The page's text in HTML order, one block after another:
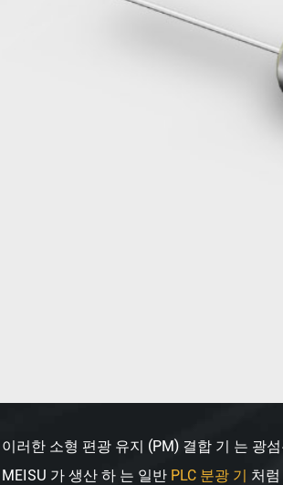
이러한 소형 편광 유지 (PM) 결합 기 는 광
MEISU 가 생산 하 는 일반 PLC 분광 기 처